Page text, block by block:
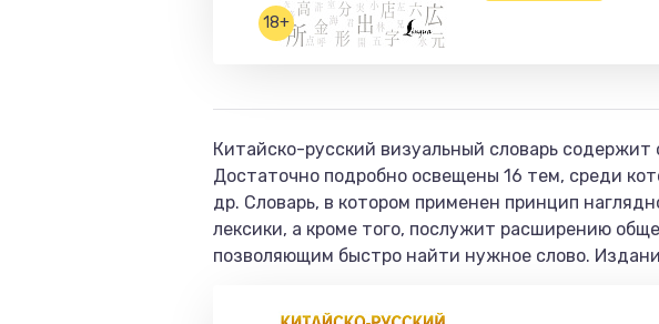
18+
Китайско-русский визуальный словарь
Достаточно подробно освещены 16 тем, среди
др. Словарь, в котором применен принцип
лексики, а кроме того, послужит расширению
позволяющим быстро найти нужное слово.